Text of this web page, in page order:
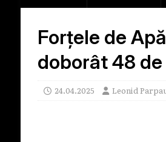
Forțele de
doborât 48
24.04.2025 Leonid